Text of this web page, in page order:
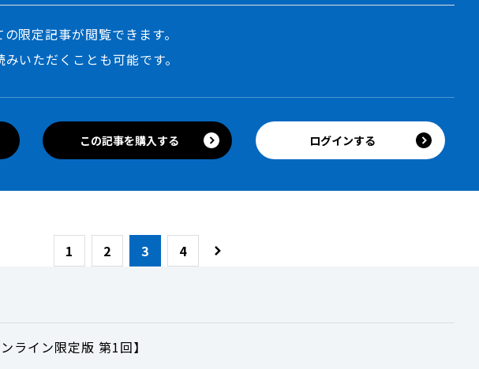
限定記事が閲覧できます。
いただくことも可能です。
この記事を購入する ログインする
1 2 3 4
ライン限定版 第1回】